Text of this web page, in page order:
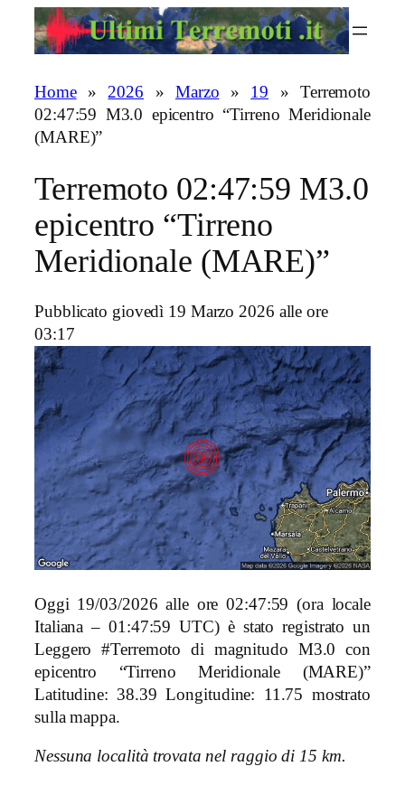
Home»2026 » Marzo » 19 » Terremoto
02:47:59 M3.0 epicentro “Tirreno Meridionale
(MARE)”
Terremoto 02:47:59 M3.0
epicentro “Tirreno
Meridionale (MARE)”
Pubblicato giovedì 19 Marzo 2026 alle ore
03:17
Oggi 19/03/2026 alle ore 02:47:59 (ora locale
Italiana – 01:47:59 UTC) è stato registrato un
Leggero #Terremoto di magnitudo M3.0 con
epicentro “Tirreno Meridionale (MARE)”
Latitudine: 38.39 Longitudine: 11.75 mostrato
sulla mappa.
Nessuna località trovata nel raggio di 15 km.